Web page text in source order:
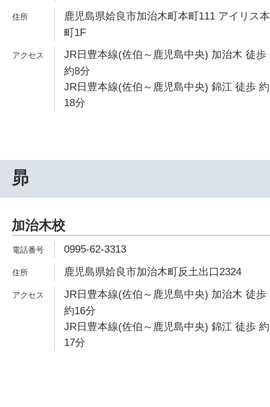
鹿児島県姶良市加治木町本町111 アイリス本
町1F
JR日豊本線(佐伯～鹿児島中央) 加治木 徒歩
約8分
JR日豊本線(佐伯～鹿児島中央) 錦江 徒歩 約
18分
昴
加治木校
0995-62-3313
鹿児島県姶良市加治木町反土出口2324
JR日豊本線(佐伯～鹿児島中央) 加治木 徒歩
約16分
JR日豊本線(佐伯～鹿児島中央) 錦江 徒歩 約
17分